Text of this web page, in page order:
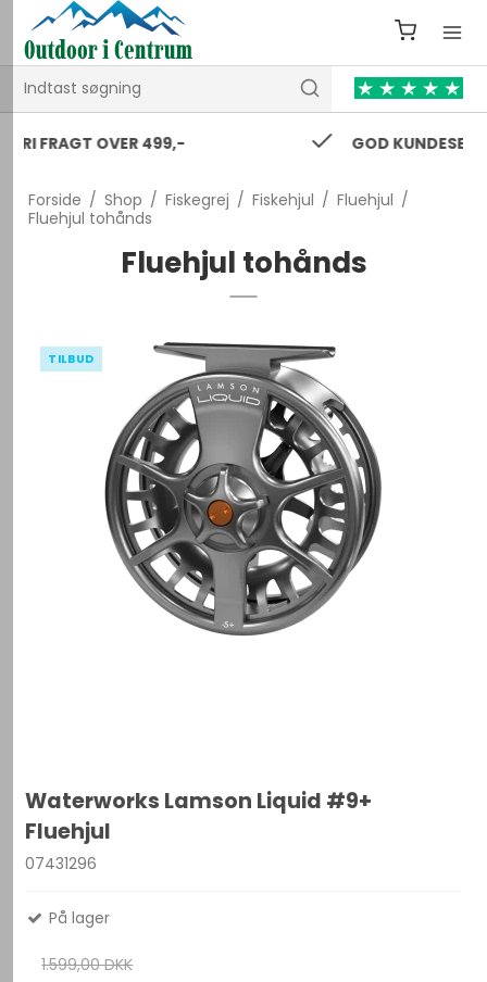
GOD KUNDESERVICE 24/7
Forside / Shop / Fiskegrej / Fiskehjul / Fluehjul /
Fluehjul tohånds
Fluehjul tohånds
TILBUD
Waterworks Lamson Liquid #9+
Fluehjul
07431296
På lager
1.599,00 DKK